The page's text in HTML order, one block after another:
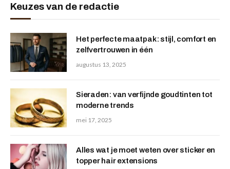
Keuzes van de redactie
Het perfecte maatpak: stijl, comfort en
zelfvertrouwen in één
augustus 13, 2025
Sieraden: van verfijnde goudtinten tot
moderne trends
mei 17, 2025
Alles wat je moet weten over sticker en
topper hair extensions